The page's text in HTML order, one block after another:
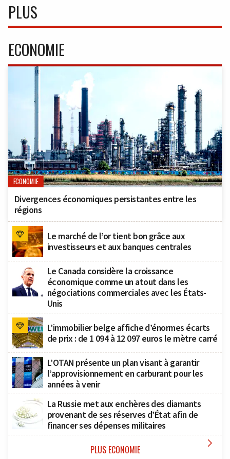
PLUS
ECONOMIE
ECONOMIE
Divergences économiques persistantes entre les
régions
Le marché de l’or tient bon grâce aux
investisseurs et aux banques centrales
Le Canada considère la croissance
économique comme un atout dans les
négociations commerciales avec les États-
Unis
L’immobilier belge affiche d’énormes écarts
de prix : de 1 094 à 12 097 euros le mètre carré
L’OTAN présente un plan visant à garantir
l’approvisionnement en carburant pour les
années à venir
La Russie met aux enchères des diamants
provenant de ses réserves d’État afin de
financer ses dépenses militaires
PLUS ECONOMIE 